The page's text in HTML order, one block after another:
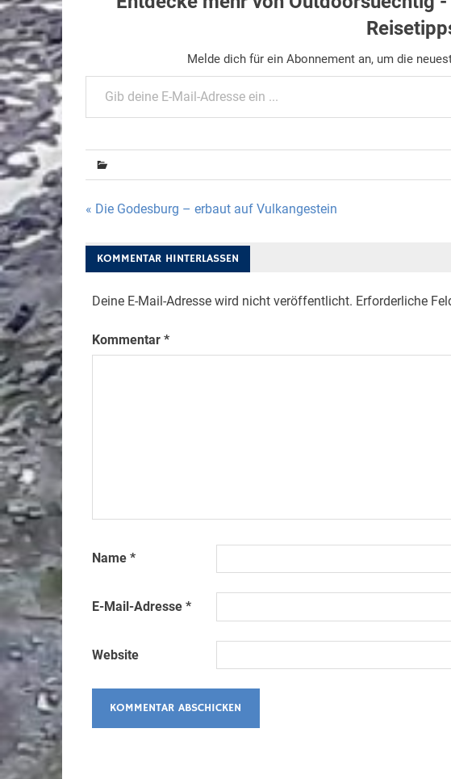
Melde dich für ein Abonnement an, um die
Gib deine E-Mail-Adresse ein ...
Beitragsnavigation
« Die Godesburg – erbaut auf Vulkangestein
KOMMENTAR HINTERLASSEN
Deine E-Mail-Adresse wird nicht veröffentlicht. Erforderliche
Kommentar *
Name *
E-Mail-Adresse *
Website